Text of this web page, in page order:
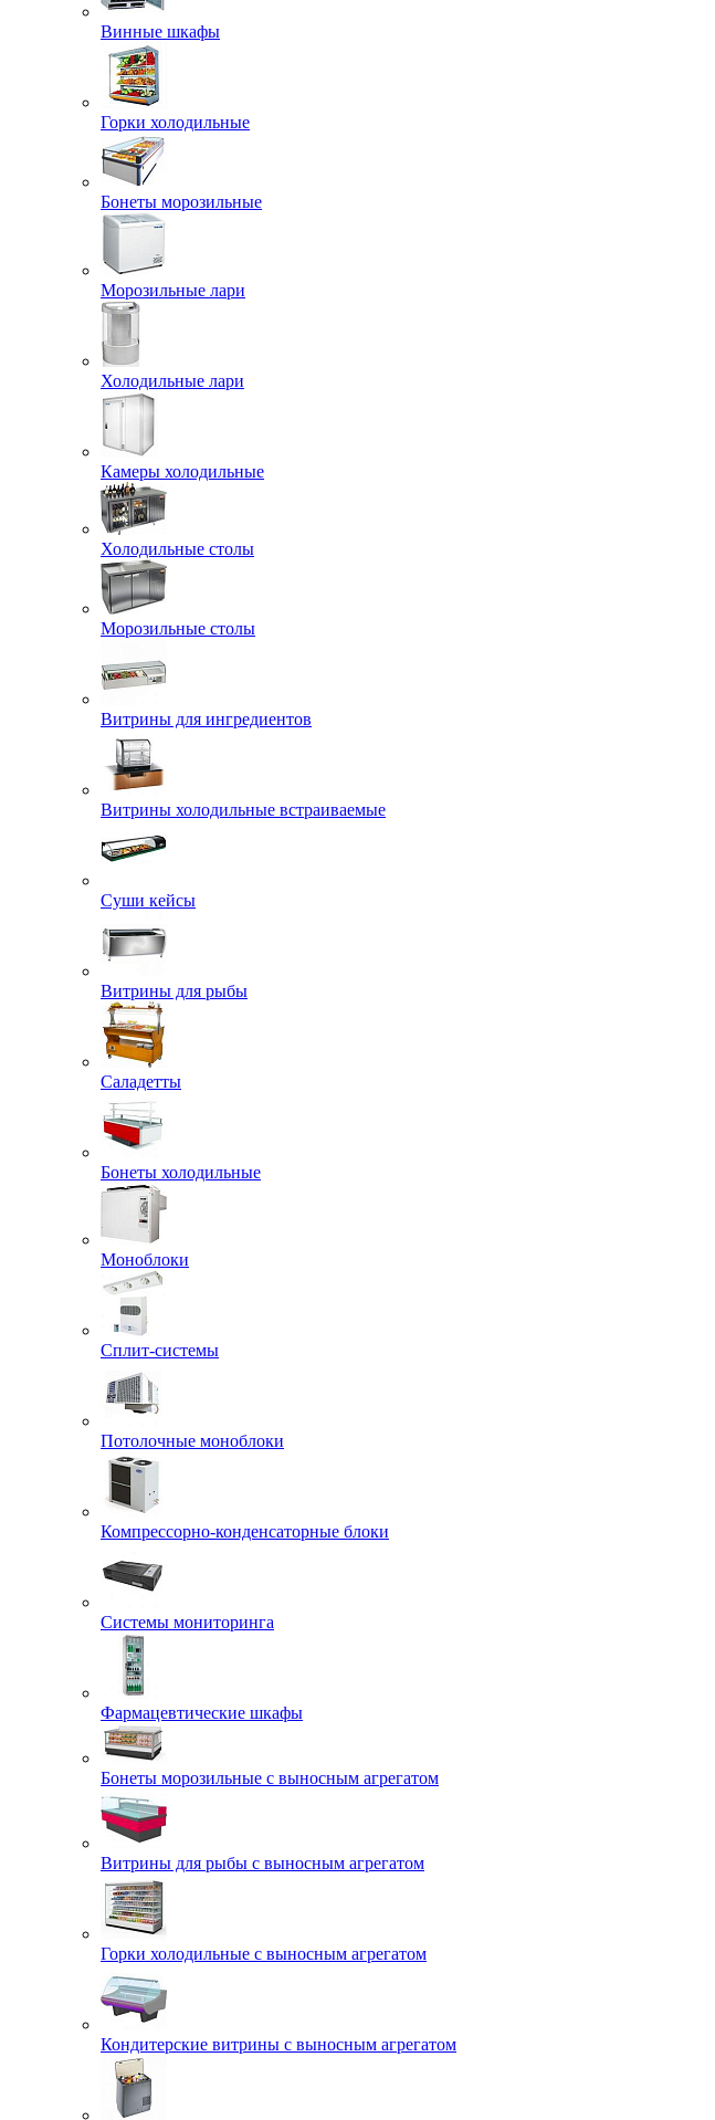
Винные шкафы
Горки холодильные
Бонеты морозильные
Морозильные лари
Холодильные лари
Камеры холодильные
Холодильные столы
Морозильные столы
Витрины для ингредиентов
Витрины холодильные встраиваемые
Суши кейсы
Витрины для рыбы
Саладетты
Бонеты холодильные
Моноблоки
Сплит-системы
Потолочные моноблоки
Компрессорно-конденсаторные блоки
Системы мониторинга
Фармацевтические шкафы
Бонеты морозильные с выносным агрегатом
Витрины для рыбы с выносным агрегатом
Горки холодильные с выносным агрегатом
Кондитерские витрины с выносным агрегатом